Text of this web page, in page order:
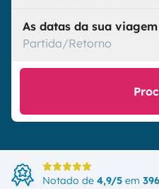
As datas da sua viagem
Partida/Retorno
Notado de 4,9/5 em